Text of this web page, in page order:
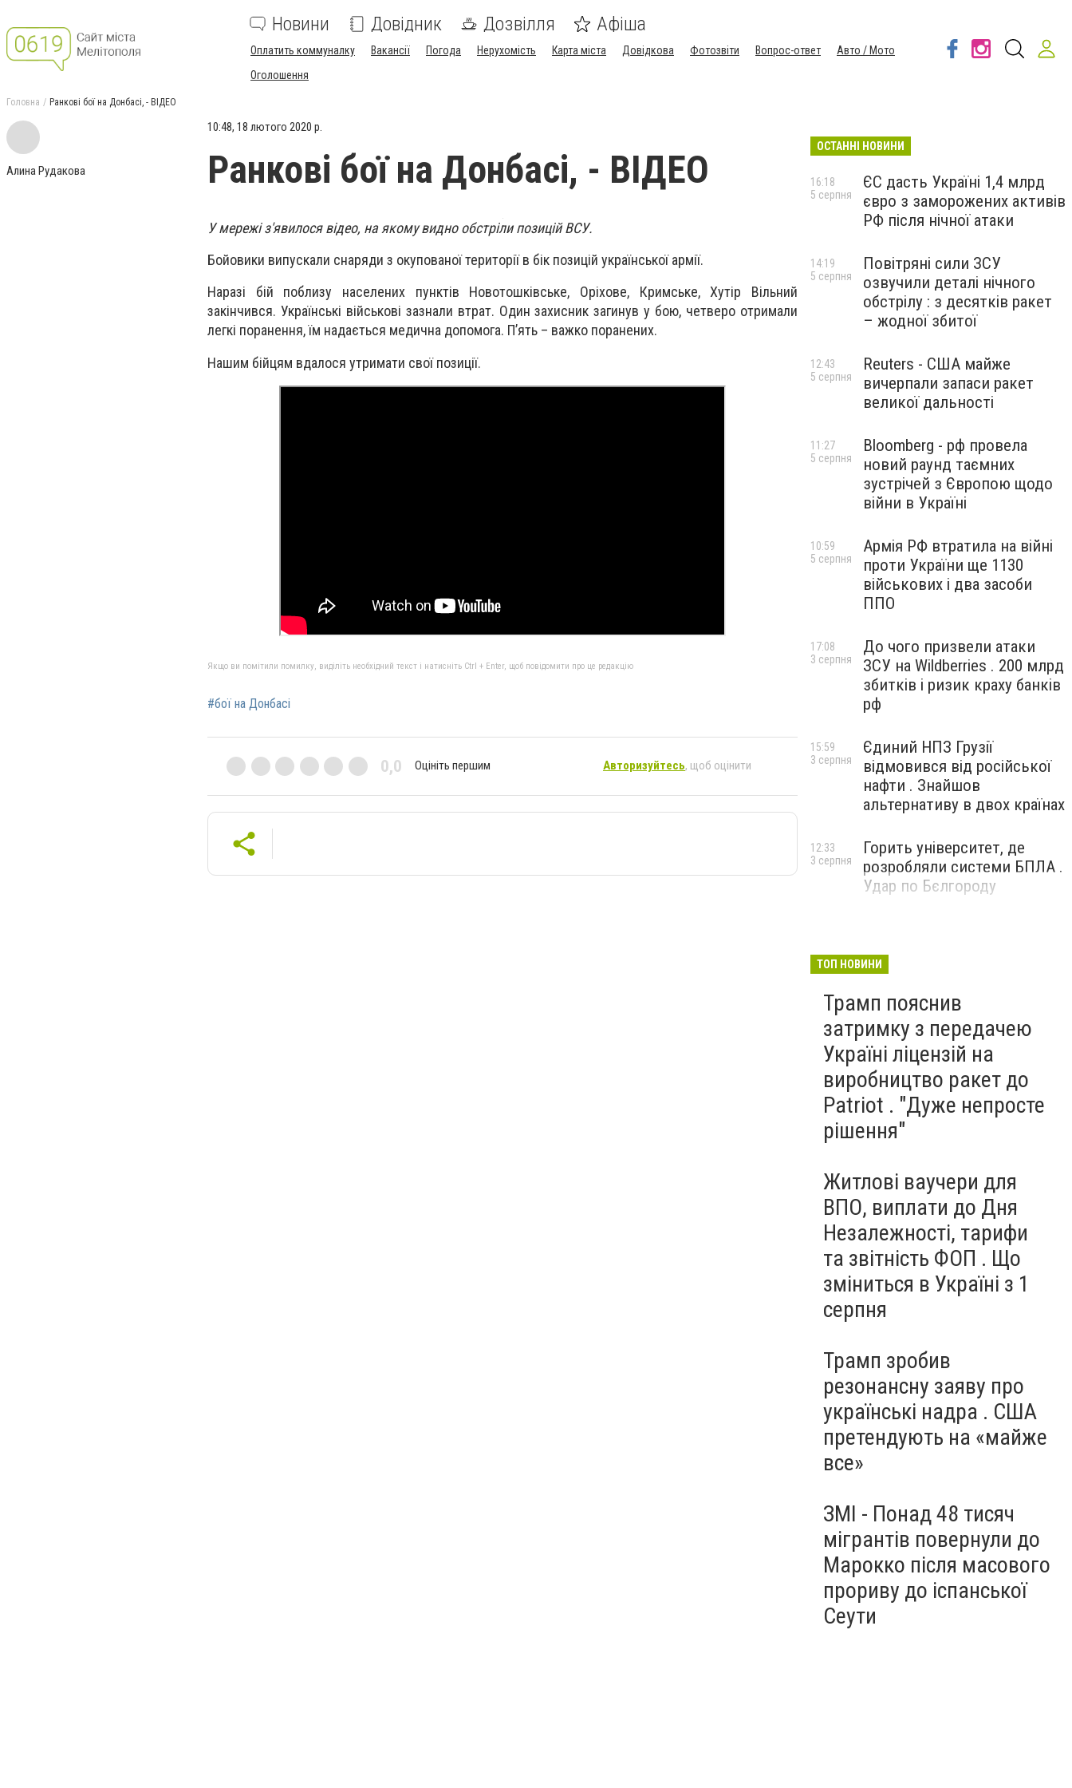
Новини Довідник Дозвілля Афіша
Оплатить коммуналку Вакансії Погода Нерухомість Карта міста Довідкова Фотозвіти Вопрос-ответ
Авто / Мото
Оголошення
Головна Ранкові бої на Донбасі, - ВІДЕО
Алина Рудакова
10:48, 18 лютого 2020 р.
Ранкові бої на Донбасі, - ВІДЕО
У мережі з'явилося відео, на якому видно обстріли позицій ВСУ.
Бойовики випускали снаряди з окупованої території в бік позицій української армії.
Наразі бій поблизу населених пунктів Новотошківське, Оріхове, Кримське, Хутір Вільний
закінчився. Українські військові зазнали втрат. Один захисник загинув у бою, четверо отримали
легкі поранення, їм надається медична допомога. П’ять – важко поранених.
Нашим бійцям вдалося утримати свої позиції.
Якщо ви помітили помилку, виділіть необхідний текст і натисніть Ctrl + Enter, щоб повідомити про це редакцію
#бої на Донбасі
0,0 Оцініть першим Авторизуйтесь, щоб оцінити
ОСТАННІ НОВИНИ
ЄС дасть Україні 1,4 млрд
євро з заморожених активів
РФ після нічної атаки
16:18
5 серпня
Повітряні сили ЗСУ
озвучили деталі нічного
обстрілу : з десятків ракет
– жодної збитої
14:19
5 серпня
Reuters - США майже
вичерпали запаси ракет
великої дальності
12:43
5 серпня
Bloomberg - рф провела
новий раунд таємних
зустрічей з Європою щодо
війни в Україні
11:27
5 серпня
Армія РФ втратила на війні
проти України ще 1130
військових і два засоби
ППО
10:59
5 серпня
До чого призвели атаки
ЗСУ на Wildberries . 200 млрд
збитків і ризик краху банків
рф
17:08
3 серпня
Єдиний НПЗ Грузії
відмовився від російської
нафти . Знайшов
альтернативу в двох країнах
15:59
3 серпня
Горить університет, де
розробляли системи БПЛА .
Удар по Бєлгороду
12:33
3 серпня
ТОП НОВИНИ
Трамп пояснив
затримку з передачею
Україні ліцензій на
виробництво ракет до
Patriot . "Дуже непросте
рішення"
Житлові ваучери для
ВПО, виплати до Дня
Незалежності, тарифи
та звітність ФОП . Що
зміниться в Україні з 1
серпня
Трамп зробив
резонансну заяву про
українські надра . США
претендують на «майже
все»
ЗМІ - Понад 48 тисяч
мігрантів повернули до
Марокко після масового
прориву до іспанської
Сеути